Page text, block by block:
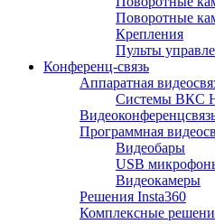
Поворотные
Крепления
Пульты
Конференц-связь
Аппаратная
Системы ВКС
Программная
Видеобары
USB
Видеокамеры
Решения Insta360
Комплексные